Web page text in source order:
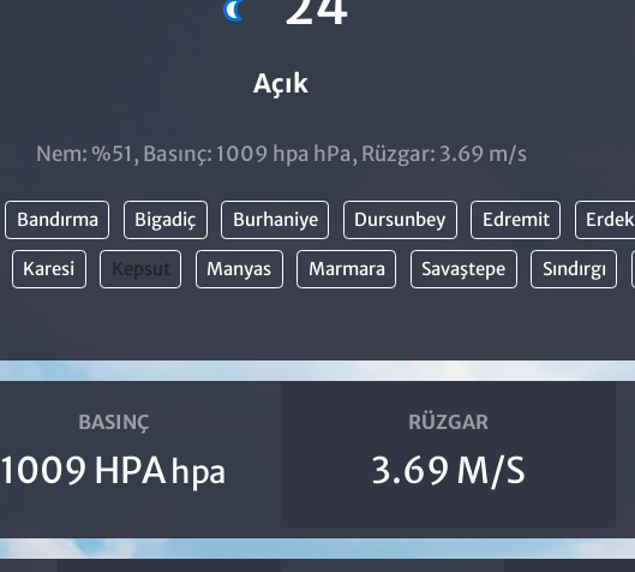
Açık
Nem: %51, Basınç: 1009 hpa hPa, Rüzgar: 3.69 m/s
Bandırma Bigadiç Burhaniye Dursunbey Edremit Erdek
Karesi Kepsut Manyas Marmara Savaştepe Sındırgı
BASINÇ
1009 HPAhpa
RÜZGAR
3.69 M/S